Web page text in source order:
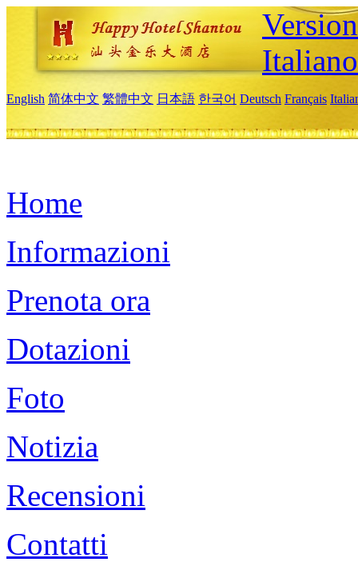
Italiano
English 简体中文 繁體中文 日本語 한국어 Deutsch Français
Home
Informazioni
Prenota ora
Dotazioni
Foto
Notizia
Recensioni
Contatti